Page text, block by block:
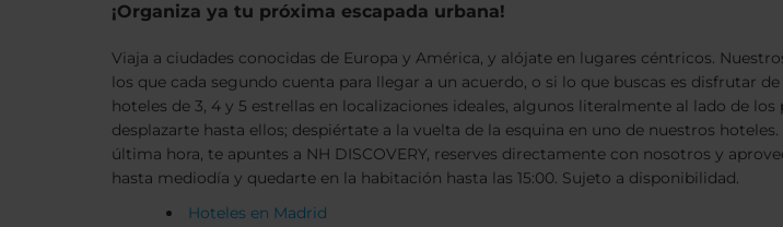
¡Organiza ya tu próxima escapada urbana!
Viaja a ciudades conocidas de Europa y América, y alójate en lugares céntricos.
los que cada segundo cuenta para llegar a un acuerdo, o si lo que buscas es disfrutar
hoteles de 3, 4 y 5 estrellas en localizaciones ideales, algunos literalmente al lado de
desplazarte hasta ellos; despiértate a la vuelta de la esquina en uno de nuestros
última hora, te apuntes a NH DISCOVERY, reserves directamente con nosotros y
hasta mediodía y quedarte en la habitación hasta las 15:00. Sujeto a disponibilidad.
Hoteles en Madrid